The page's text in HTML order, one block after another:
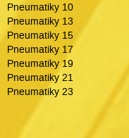
Pneumatiky 10
Pneumatiky 13
Pneumatiky 15
Pneumatiky 17
Pneumatiky 19
Pneumatiky 21
Pneumatiky 23